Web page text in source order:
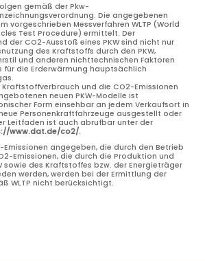
gemäß der Pkw-
Die angegebenen
vorgeschrieben Messverfahren WLTP (World
Test Procedure) ermittelt. Der
der CO2-Ausstoß eines PKW sind nicht nur
des Kraftstoffs durch den PKW,
und anderen nichttechnischen Faktoren
für die Erderwärmung hauptsächlich
Kraftstoffverbrauch und die CO2-Emissionen
neuen PKW-Modelle ist
Form einsehbar an jedem Verkaufsort in
Personenkraftfahrzeuge ausgestellt oder
Leitfaden ist auch abrufbar unter der
www.dat.de/co2/.
Emissionen angegeben, die durch den Betrieb
Emissionen, die durch die Produktion und
sowie des Kraftstoffes bzw. der Energieträger
werden, werden bei der Ermittlung der
WLTP nicht berücksichtigt.